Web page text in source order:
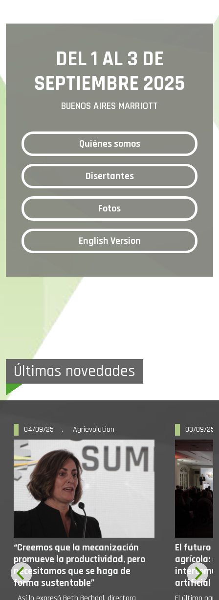
DEL 1 AL 3 DE
SEPTIEMBRE 2025
BUENOS AIRES MARRIOTT
Quiénes somos
Disertantes
Fotos
English Version
Últimas novedades
04/09/25 . Agrievolution
“Creemos que la mecanización
promueve la productividad, pero
necesitamos que se haga de
forma sustentable”
03/09/
El futuro
agrícola:
artificial